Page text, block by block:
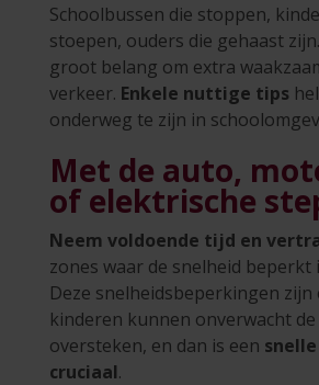
Schoolbussen die stoppen,
stoepen, ouders die gehaast
groot belang om extra
verkeer. Enkele nuttige tips
onderweg te zijn in
Met de auto,
of elektrische
Neem voldoende tijd en
zones waar de snelheid beperkt
Deze snelheidsbeperkingen zijn
kinderen kunnen onverwacht
oversteken, en dan is een
cruciaal.